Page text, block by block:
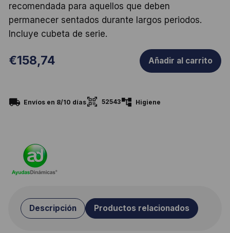
recomendada para aquellos que deben
permanecer sentados durante largos periodos.
Incluye cubeta de serie.
€158,74 Añadir al carrito
Envíos en 8/10 días 52543 Higiene
Descripción Productos relacionados